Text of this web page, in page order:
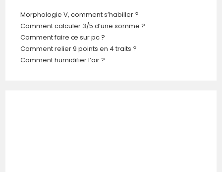
Morphologie V, comment s’habiller ?
Comment calculer 3/5 d’une somme ?
Comment faire œ sur pc ?
Comment relier 9 points en 4 traits ?
Comment humidifier l’air ?